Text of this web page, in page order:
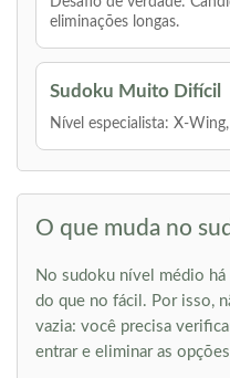
eliminações longas.
Sudoku Muito Difícil
Nível especialista: X-
O que muda no
No sudoku nível médio
do que no fácil. Por isso,
vazia: você precisa
entrar e eliminar as